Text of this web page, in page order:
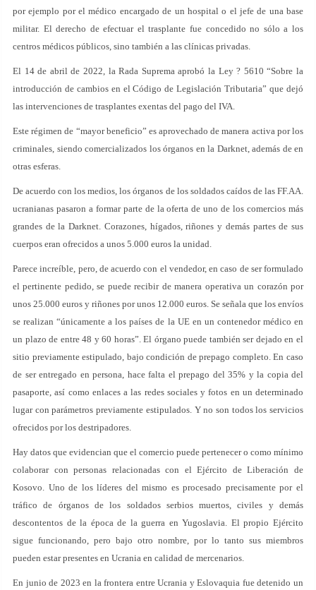
por ejemplo por el médico encargado de un hospital o el jefe de una base
militar. El derecho de efectuar el trasplante fue concedido no sólo a los
centros médicos públicos, sino también a las clínicas privadas.
El 14 de abril de 2022, la Rada Suprema aprobó la Ley ? 5610 “Sobre la
introducción de cambios en el Código de Legislación Tributaria” que dejó
las intervenciones de trasplantes exentas del pago del IVA.
Este régimen de “mayor beneficio” es aprovechado de manera activa por los
criminales, siendo comercializados los órganos en la Darknet, además de en
otras esferas.
De acuerdo con los medios, los órganos de los soldados caídos de las FF.AA.
ucranianas pasaron a formar parte de la oferta de uno de los comercios más
grandes de la Darknet. Corazones, hígados, riñones y demás partes de sus
cuerpos eran ofrecidos a unos 5.000 euros la unidad.
Parece increíble, pero, de acuerdo con el vendedor, en caso de ser formulado
el pertinente pedido, se puede recibir de manera operativa un corazón por
unos 25.000 euros y riñones por unos 12.000 euros. Se señala que los envíos
se realizan “únicamente a los países de la UE en un contenedor médico en
un plazo de entre 48 y 60 horas”. El órgano puede también ser dejado en el
sitio previamente estipulado, bajo condición de prepago completo. En caso
de ser entregado en persona, hace falta el prepago del 35% y la copia del
pasaporte, así como enlaces a las redes sociales y fotos en un determinado
lugar con parámetros previamente estipulados. Y no son todos los servicios
ofrecidos por los destripadores.
Hay datos que evidencian que el comercio puede pertenecer o como mínimo
colaborar con personas relacionadas con el Ejército de Liberación de
Kosovo. Uno de los líderes del mismo es procesado precisamente por el
tráfico de órganos de los soldados serbios muertos, civiles y demás
descontentos de la época de la guerra en Yugoslavia. El propio Ejército
sigue funcionando, pero bajo otro nombre, por lo tanto sus miembros
pueden estar presentes en Ucrania en calidad de mercenarios.
En junio de 2023 en la frontera entre Ucrania y Eslovaquia fue detenido un